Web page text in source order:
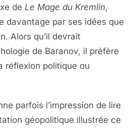
de Le Mage du Kremlin,
davantage par ses idées que
Alors qu’il devrait
de Baranov, il préfère
réflexion politique ou
parfois l’impression de lire
géopolitique illustrée ce